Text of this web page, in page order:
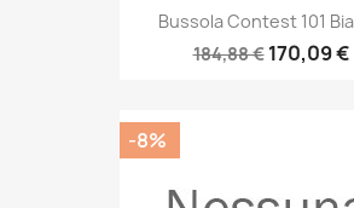
Bussola Contest 101
184,88 € 170,09 €
-8%